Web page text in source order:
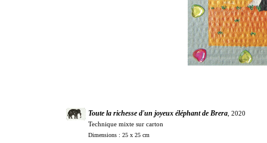
Toute la richesse d'un joyeux éléphant de Brera , 2020
Technique mixte sur carton
Dimensions : 25 x 25 cm